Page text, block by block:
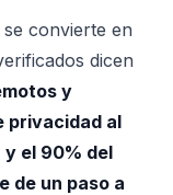
convierte en
dicen
y
privacidad al
el 90% del
de un paso a